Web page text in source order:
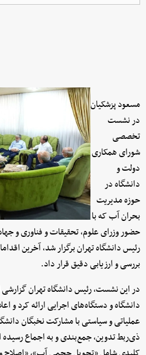
مسعود پزشکیان
در نشست
تخصصی
شورای همکاری
دولت و
دانشگاه در
حوزه مدیریت
بحران آب که با
حضور وزرای علوم، تحقیقات و فناوری و
رئیس دانشگاه تهران برگزار شد، آخرین
بررسی و ارزیابی دقیق قرار داد.
در این نشست، رئیس دانشگاه تهران
عملیاتی و سیاستی با مشارکت نخبگان
ذی‌ربط تدوین، جمع‌بندی و به اجماع